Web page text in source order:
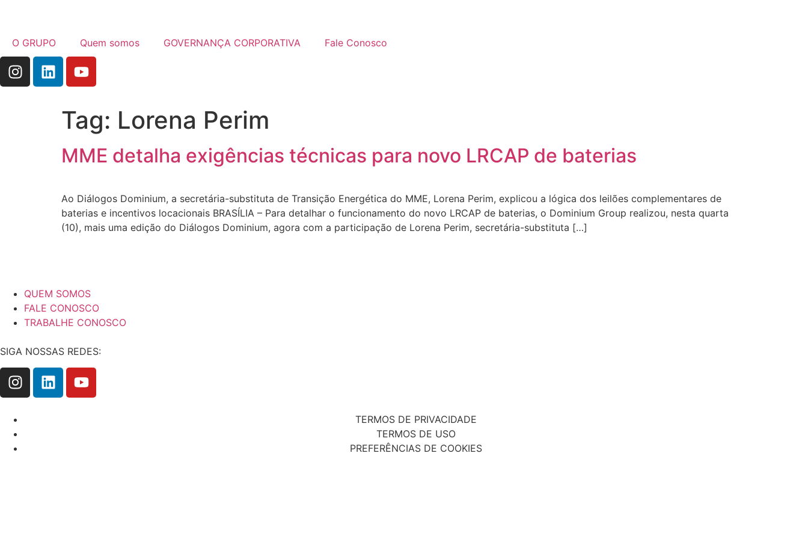
O GRUPO Quem somos GOVERNANÇA CORPORATIVA Fale Conosco
Tag: Lorena Perim
MME detalha exigências técnicas para novo LRCAP de baterias
Ao Diálogos Dominium, a secretária-substituta de Transição Energética do MME, Lorena Perim, explicou a lógica dos leilões complementares de
baterias e incentivos locacionais BRASÍLIA – Para detalhar o funcionamento do novo LRCAP de baterias, o Dominium Group realizou, nesta quarta
(10), mais uma edição do Diálogos Dominium, agora com a participação de Lorena Perim, secretária-substituta […]
QUEM SOMOS
FALE CONOSCO
TRABALHE CONOSCO
SIGA NOSSAS REDES:
TERMOS DE PRIVACIDADE
TERMOS DE USO
PREFERÊNCIAS DE COOKIES